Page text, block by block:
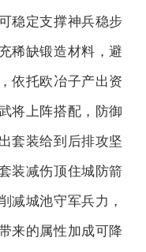
稳定支撑神兵稳步
稀缺锻造材料，避
依托欧冶子产出资
将上阵搭配，防御
套装给到后排攻坚
装减伤顶住城防箭
减城池守军兵力，
来的属性加成可降